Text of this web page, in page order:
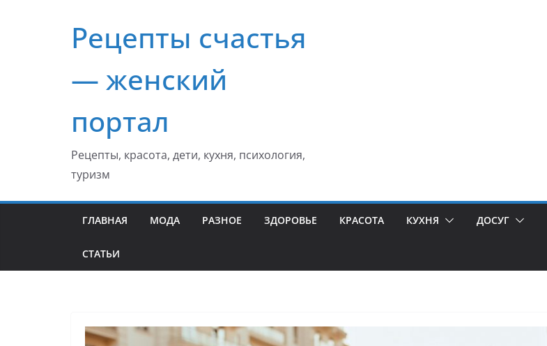
содержимомуРецепты счастья
— женский
портал
Рецепты, красота, дети, кухня, психология,
туризм
ГЛАВНАЯ МОДА РАЗНОЕ ЗДОРОВЬЕ КРАСОТА КУХНЯ ДОСУГ
СТАТЬИ